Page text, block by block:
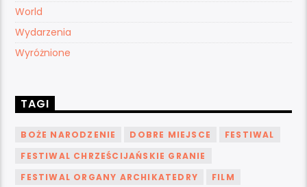
World
Wydarzenia
Wyróżnione
TAGI
BOŻE NARODZENIE DOBRE MIEJSCE
FESTIWAL
FESTIWAL CHRZEŚCIJAŃSKIE GRANIE
FESTIWAL ORGANY ARCHIKATEDRY
FILM